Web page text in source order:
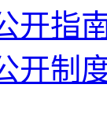
开指
开制